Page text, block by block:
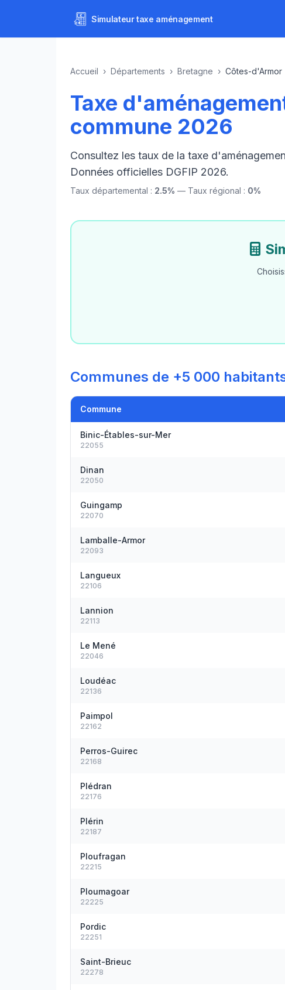
Simulateurtaxe aménagement
Accueil › Départements › Bretagne › Côtes-d'Armor
Taxe
commune 2026
Consultez les taux de la taxe
Données officielles DGFIP 2026.
Taux départemental : 2.5% — Taux régional : 0%
Communes de +5 000
Commune
Binic-Étables-sur-Mer
22055
Dinan
22050
Guingamp
22070
Lamballe-Armor
22093
Langueux
22106
Lannion
22113
Le Mené
22046
Loudéac
22136
Paimpol
22162
Perros-Guirec
22168
Plédran
22176
Plérin
22187
Ploufragan
22215
Ploumagoar
22225
Pordic
22251
Saint-Brieuc
22278